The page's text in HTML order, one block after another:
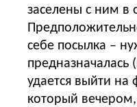
заселены с ним в
себе посылка –
предназначалась
удается выйти на
который